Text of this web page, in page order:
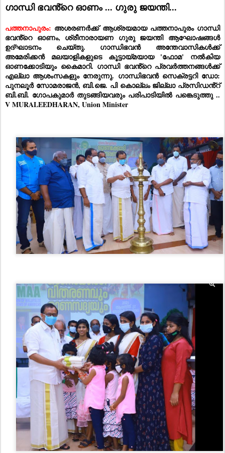
ഗാന്ധി ഭവൻ്റെ ഓണം ... ഗുരു ജയന്തി...
പത്തനാപുരം: അശരണർക്ക് ആശ്രയമായ പത്തനാപുരം ഗാന്ധി
ഭവൻ്റെ ഓണം, ശ്രീനാരായണ ഗുരു ജയന്തി ആഘോഷങ്ങൾ
ഉദ്ഘാടനം ചെയ്തു. ഗാന്ധിഭവൻ അന്തേവാസികൾക്ക്
അമേരിക്കൻ മലയാളികളുടെ കൂട്ടായ്മയായ 'ഫോമ' നൽകിയ
ഓണക്കോടിയും കൈമാറി. ഗാന്ധി ഭവൻ്റെ പ്രവർത്തനങ്ങൾക്ക്
എല്ലാ ആശംസകളും നേരുന്നു. ഗാന്ധിഭവൻ സെക്രട്ടറി ഡോ:
പുനലൂർ സോമരാജൻ, ബി.ജെ. പി കൊല്ലം ജില്ലാ പ്രസിഡൻ്റ്
ബി.ബി. ഗോപകുമാർ തുടങ്ങിയവരും പരിപാടിയിൽ പങ്കെടുത്തു ..
V MURALEEDHARAN, Union Minister